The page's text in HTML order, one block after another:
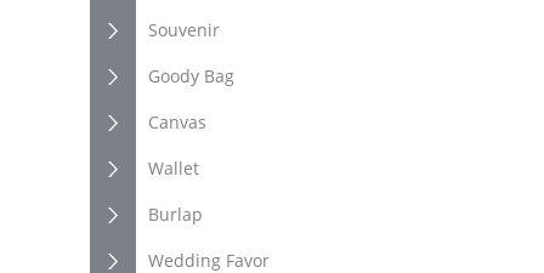
Souvenir
Goody Bag
Canvas
Wallet
Burlap
Wedding Favor